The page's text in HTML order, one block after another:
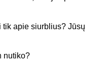
tik apie siurblius? Jūsų
nutiko?